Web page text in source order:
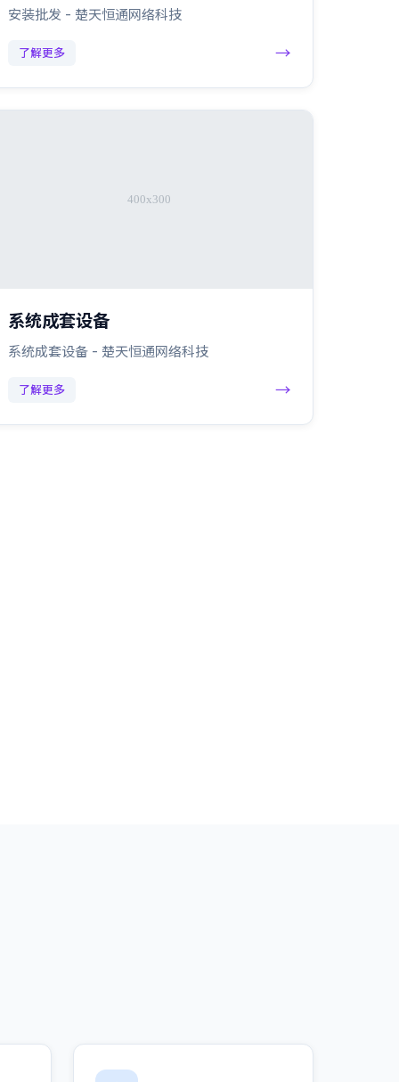
安装批发 - 楚天恒通网络科技
了解更多 →
系统成套设备
系统成套设备 - 楚天恒通网络科技
了解更多 →